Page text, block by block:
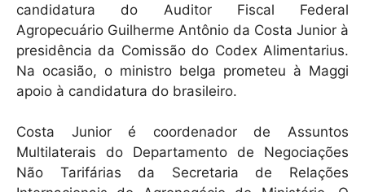
candidatura do Auditor Fiscal Federal
Agropecuário Guilherme Antônio da Costa Junior à
presidência da Comissão do Codex Alimentarius.
Na ocasião, o ministro belga prometeu à Maggi
apoio à candidatura do brasileiro.
Costa Junior é coordenador de Assuntos
Multilaterais do Departamento de Negociações
Não Tarifárias da Secretaria de Relações